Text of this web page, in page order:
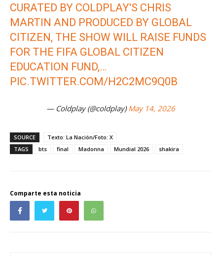
CURATED BY COLDPLAY'S CHRIS
MARTIN AND PRODUCED BY GLOBAL
CITIZEN, THE SHOW WILL RAISE FUNDS
FOR THE FIFA GLOBAL CITIZEN
EDUCATION FUND,…
PIC.TWITTER.COM/H2C2MC9Q0B
— Coldplay (@coldplay)May 14, 2026
SOURCE
Texto: La Nación/Foto: X
TAGS
bts final Madonna Mundial 2026 shakira
Comparte esta noticia